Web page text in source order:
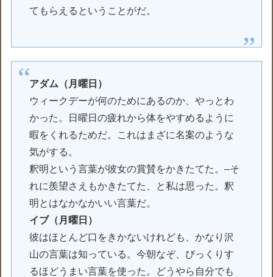
てもらえるということがだ。
アダム（月曜日）
ウィークデーが何のためにあるのか、やっとわ
かった。日曜日の疲れから体をやすめるように
暇をくれるためだ。これはまざに名案のような
気がする。
釈明という言葉が彼女の賞賛をかきたてた。–そ
れに羨望さえもかきたてた、と私は思った。釈
明とはなかなかいい言葉だ。
イブ（月曜日）
彼はほとんど口をきかないけれども、かなり沢
山の言葉は知っている。今朝なぞ、びっくりす
るほどうまい言葉を使った。どうやら自分でも